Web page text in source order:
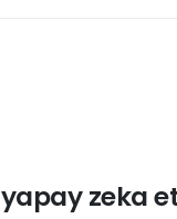
yapay zeka